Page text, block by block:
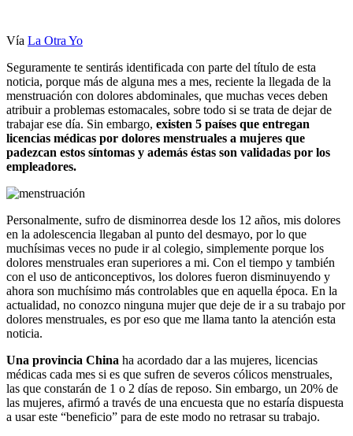
Vía La Otra Yo
Seguramente te sentirás identificada con parte del título de esta
noticia, porque más de alguna mes a mes, reciente la llegada de la
menstruación con dolores abdominales, que muchas veces deben
atribuir a problemas estomacales, sobre todo si se trata de dejar de
trabajar ese día. Sin embargo, existen 5 países que entregan
licencias médicas por dolores menstruales a mujeres que
padezcan estos síntomas y además éstas son validadas por los
empleadores.
Personalmente, sufro de disminorrea desde los 12 años, mis dolores
en la adolescencia llegaban al punto del desmayo, por lo que
muchísimas veces no pude ir al colegio, simplemente porque los
dolores menstruales eran superiores a mi. Con el tiempo y también
con el uso de anticonceptivos, los dolores fueron disminuyendo y
ahora son muchísimo más controlables que en aquella época. En la
actualidad, no conozco ninguna mujer que deje de ir a su trabajo por
dolores menstruales, es por eso que me llama tanto la atención esta
noticia.
Una provincia China ha acordado dar a las mujeres, licencias
médicas cada mes si es que sufren de severos cólicos menstruales,
las que constarán de 1 o 2 días de reposo. Sin embargo, un 20% de
las mujeres, afirmó a través de una encuesta que no estaría dispuesta
a usar este “beneficio” para de este modo no retrasar su trabajo.